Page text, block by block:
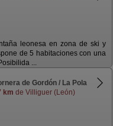
leonesa en zona de ski y
de 5 habitaciones con una
...
de Gordón / La Pola
km de Villiguer (León)